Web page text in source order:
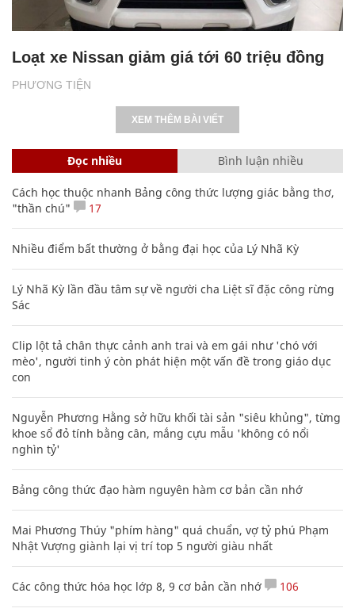
PHƯƠNG TIỆN
Loạt xe Nissan giảm giá tới 60 triệu đồng
XEM THÊM BÀI VIẾT
Đọc nhiều Bình luận nhiều
Cách học thuộc nhanh Bảng công thức lượng giác bằng thơ,
"thần chú"
17
Nhiều điểm bất thường ở bằng đại học của Lý Nhã Kỳ
Lý Nhã Kỳ lần đầu tâm sự về người cha Liệt sĩ đặc công rừng
Sác
Clip lột tả chân thực cảnh anh trai và em gái như 'chó với
mèo', người tinh ý còn phát hiện một vấn đề trong giáo dục
con
Nguyễn Phương Hằng sở hữu khối tài sản "siêu khủng", từng
khoe sổ đỏ tính bằng cân, mắng cựu mẫu 'không có nổi
nghìn tỷ'
Bảng công thức đạo hàm nguyên hàm cơ bản cần nhớ
Mai Phương Thúy "phím hàng" quá chuẩn, vợ tỷ phú Phạm
Nhật Vượng giành lại vị trí top 5 người giàu nhất
Các công thức hóa học lớp 8, 9 cơ bản cần nhớ 106